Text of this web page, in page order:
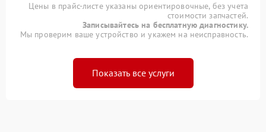
Цены в прайс-листе указаны ориентировочные, без учета
стоимости запчастей.
Записывайтесь на бесплатную диагностику.
Мы проверим ваше устройство и укажем на неисправность.
Показать все услуги